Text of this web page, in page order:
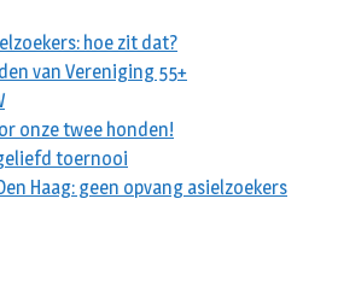
hoe zit dat?
van Vereniging 55+
onze twee honden!
toernooi
Haag: geen opvang asielzoekers